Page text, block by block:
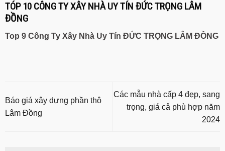
TÓP 10 CÔNG TY XÂY NHÀ UY TÍN ĐỨC TRỌNG LÂM
ĐỒNG
Top 9 Công Ty Xây Nhà Uy Tín ĐỨC TRỌNG LÂM ĐỒNG
Báo giá xây dựng phần thô
Lâm Đồng
Các mẫu nhà cấp 4 đẹp, sang
trọng, giá cả phù hợp năm
2024